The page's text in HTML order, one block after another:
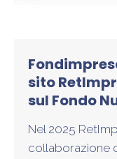
sito
sul Fondo
Nel 2025
collaborazione